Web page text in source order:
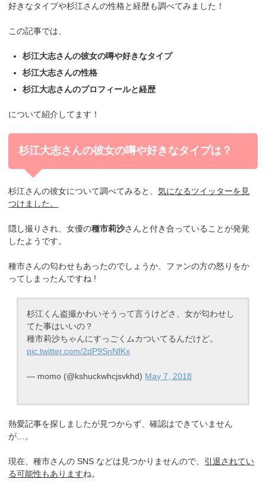
好きなタイプや杉江さんの性格と経歴も調べてみました！
この記事では、
杉江大志さんの彼女の噂や好きなタイプ
杉江大志さんの性格
杉江大志さんのプロフィールと経歴
について紹介してます！
杉江大志さんの彼女の噂や好きなタイプは？
杉江さんの彼女について調べてみると、気になるツイッターを見
つけました。
隠し撮りされ、女優の種市莉沙さんと付き合っていることが発覚
したようです。
種市さんの匂わせもあったのでしょうか、ファンの方の怒りをか
ってしまったんですね !
杉江くん盗撮かわいそうって言うけどさ、女が匂わせし
てた事はいいの？
種市莉沙ちゃんにすっごくムカついてるんだけど。
pic.twitter.com/2dP9SnNfKx
— momo (@kshuckwhcjsvkhd) May 7, 2018
熱愛記事を探しましたが見つからず、確認はできていません
が…。
現在、種市さんの SNS などは見つかりませんので、 引退されてい
る可能性もありますね。